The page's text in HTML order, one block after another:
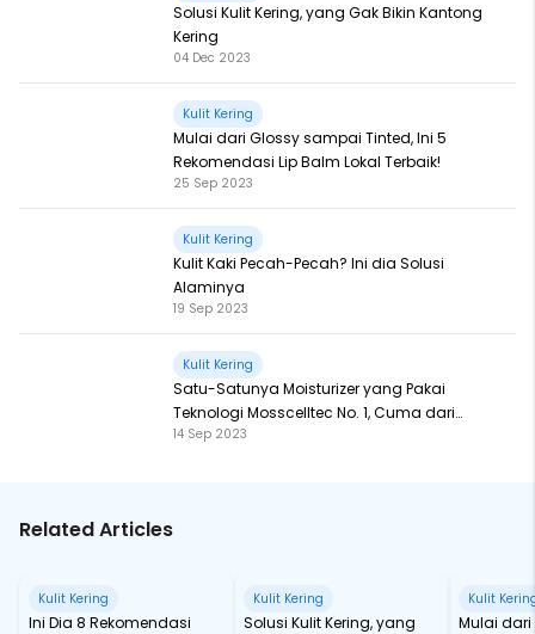
Solusi Kulit Kering, yang Gak Bikin Kantong
Kering
04 Dec 2023
Kulit Kering
Mulai dari Glossy sampai Tinted, Ini 5
Rekomendasi Lip Balm Lokal Terbaik!
25 Sep 2023
Kulit Kering
Kulit Kaki Pecah-Pecah? Ini dia Solusi
Alaminya
19 Sep 2023
Kulit Kering
Satu-Satunya Moisturizer yang Pakai
Teknologi Mosscelltec No. 1, Cuma dari
Azarine!
14 Sep 2023
Related Articles
Kulit Kering
Ini Dia 8 Rekomendasi
Kulit Kering
Solusi Kulit Kering, yang
Kulit
Mulai